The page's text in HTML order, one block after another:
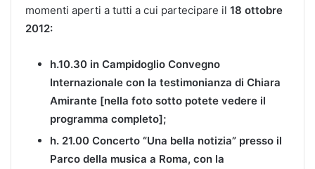
momenti aperti a tutti a cui partecipare il 18 ottobre
2012:
h.10.30 in Campidoglio Convegno
Internazionale con la testimonianza di Chiara
Amirante [nella foto sotto potete vedere il
programma completo];
h. 21.00 Concerto “Una bella notizia” presso il
Parco della musica a Roma, con la